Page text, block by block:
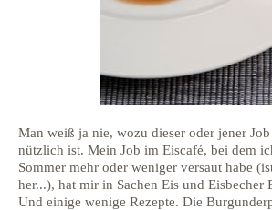
Man weiß ja nie, wozu dieser oder jener
nützlich ist. Mein Job im Eiscafé, bei dem
Sommer mehr oder weniger versaut habe
her...), hat mir in Sachen Eis und
Und einige wenige Rezepte. Die